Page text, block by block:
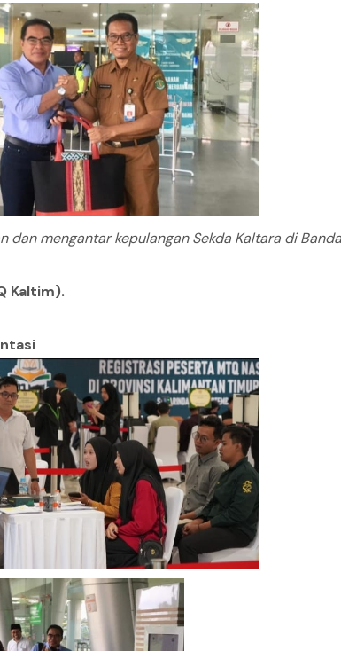
dan mengantar kepulangan Sekda Kaltara di
Kaltim).